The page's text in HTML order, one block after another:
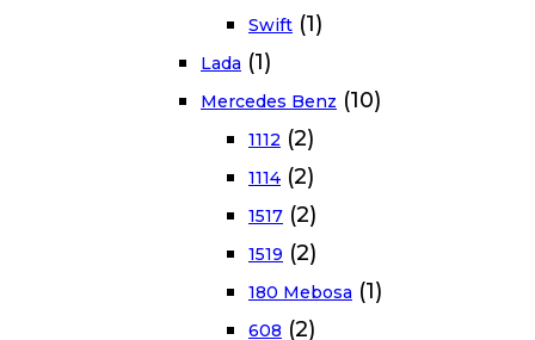
Swift (1)
Lada (1)
Mercedes Benz (10)
1112 (2)
1114 (2)
1517 (2)
1519 (2)
180 Mebosa (1)
608 (2)